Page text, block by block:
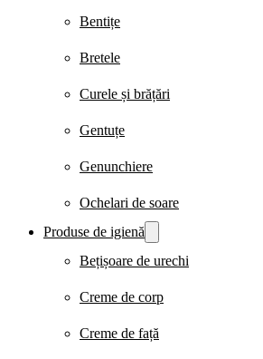
Bentițe
Bretele
Curele și brățări
Gentuțe
Genunchiere
Ochelari de soare
Produse de igienă
Bețișoare de urechi
Creme de corp
Creme de față